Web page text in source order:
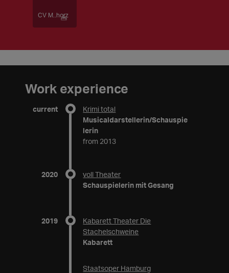
CV M..horz
Work experience
current
Krimi total
Musicaldarstellerin/Schauspie
lerin
from 2013
2020
voll Theater
Schauspielerin mit Gesang
2019
Kabarett Theater Die
Stachelschweine
Kabarett
Staatsoper Hamburg